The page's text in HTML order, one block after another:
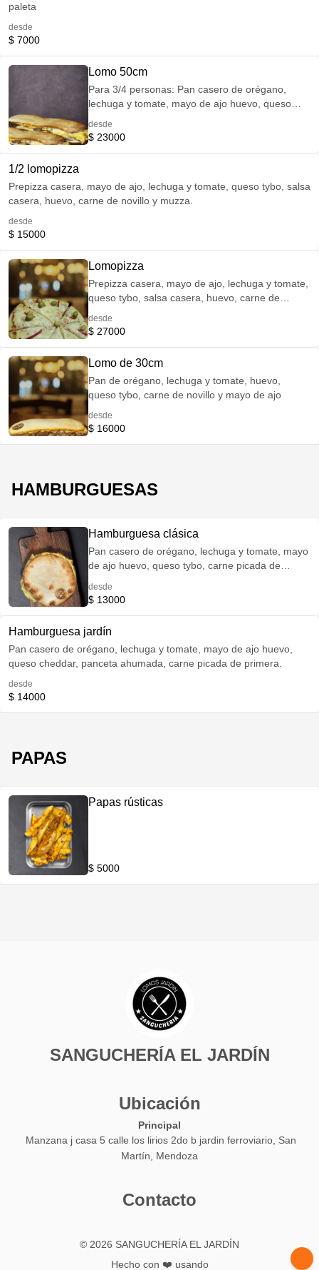
paleta
desde
$ 7000
Lomo 50cm
Para 3/4 personas: Pan casero de orégano,
lechuga y tomate, mayo de ajo huevo, queso
desde
$ 23000
1/2 lomopizza
Prepizza casera, mayo de ajo, lechuga y tomate, queso tybo, salsa
casera, huevo, carne de novillo y muzza.
desde
$ 15000
Lomopizza
Prepizza casera, mayo de ajo, lechuga y tomate,
queso tybo, salsa casera, huevo, carne de
desde
$ 27000
Lomo de 30cm
Pan de orégano, lechuga y tomate, huevo,
queso tybo, carne de novillo y mayo de ajo
desde
$ 16000
HAMBURGUESAS
Hamburguesa clásica
Pan casero de orégano, lechuga y tomate, mayo
de ajo huevo, queso tybo, carne picada de
desde
$ 13000
Hamburguesa jardín
Pan casero de orégano, lechuga y tomate, mayo de ajo huevo,
queso cheddar, panceta ahumada, carne picada de primera.
desde
$ 14000
PAPAS
Papas rústicas
$ 5000
SANGUCHERÍA EL JARDÍN
Ubicación
Principal
Manzana j casa 5 calle los lirios 2do b jardin ferroviario, San
Martín, Mendoza
Contacto
© 2026 SANGUCHERÍA EL JARDÍN
Hecho con ❤️ usando